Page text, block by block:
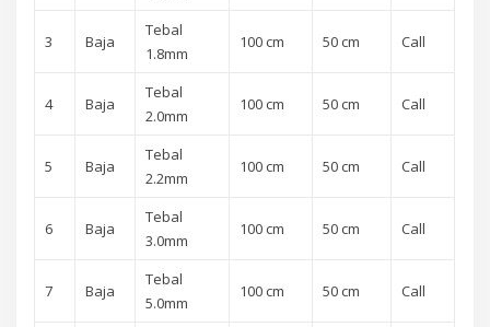
3 Baja
Tebal
1.8mm
100 cm 50 cm Call
4 Baja
Tebal
2.0mm
100 cm 50 cm Call
5 Baja
Tebal
2.2mm
100 cm 50 cm Call
6 Baja
Tebal
3.0mm
100 cm 50 cm Call
7 Baja
Tebal
5.0mm
100 cm 50 cm Call